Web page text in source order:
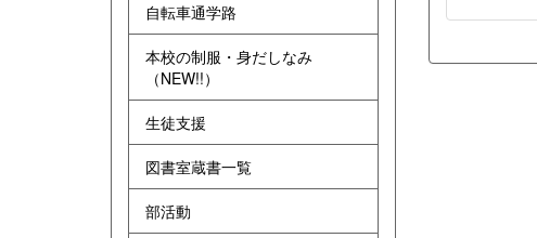
自転車通学路
本校の制服・身だしなみ
（NEW!!）
生徒支援
図書室蔵書一覧
部活動